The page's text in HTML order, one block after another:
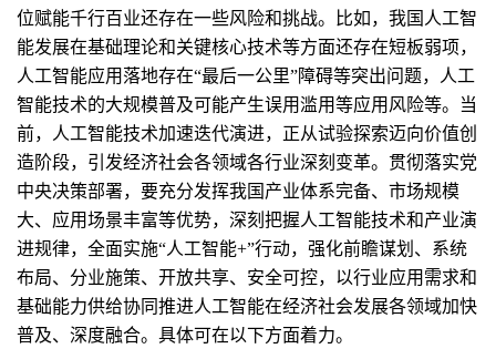
位赋能千行百业还存在一些风险和挑战。比如，我国人工智
能发展在基础理论和关键核心技术等方面还存在短板弱项，
人工智能应用落地存在“最后一公里”障碍等突出问题，人工
智能技术的大规模普及可能产生误用滥用等应用风险等。当
前，人工智能技术加速迭代演进，正从试验探索迈向价值创
造阶段，引发经济社会各领域各行业深刻变革。贯彻落实党
中央决策部署，要充分发挥我国产业体系完备、市场规模
大、应用场景丰富等优势，深刻把握人工智能技术和产业演
进规律，全面实施“人工智能+”行动，强化前瞻谋划、系统
布局、分业施策、开放共享、安全可控，以行业应用需求和
基础能力供给协同推进人工智能在经济社会发展各领域加快
普及、深度融合。具体可在以下方面着力。